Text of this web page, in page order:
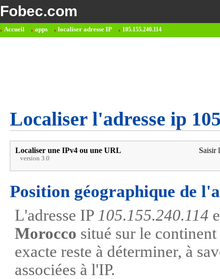
Fobec.com
Accueil apps localiser adresse IP 105.155.240.114
Localiser l'adresse ip
Localiser une IPv4 ou une URL
version 3.0
Saisir
Position géographique de
L'adresse IP 105.155.240.114
Morocco situé sur le
exacte reste à déterminer, à
associées à l'IP.